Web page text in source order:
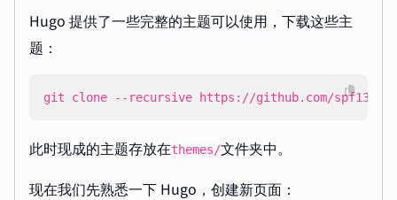
Hugo 提供了一些完整的主题可以使用，下载这些主
题：
git clone --recursive https://github.com/spf13/
此时现成的主题存放在themes/文件夹中。
现在我们先熟悉一下 Hugo，创建新页面：